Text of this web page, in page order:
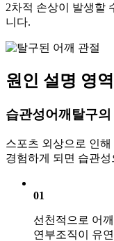
2차적 손상이 발생할
니다.
원인 설명 영역
습관성어깨탈구의
스포츠 외상으로 인
경험하게 되면 습관
01
선천적으로 어
연부조직이 유